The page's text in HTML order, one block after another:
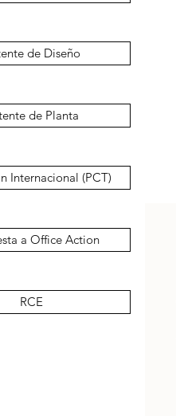
de Diseño
de Planta
Internacional (PCT)
a Office Action
RCE